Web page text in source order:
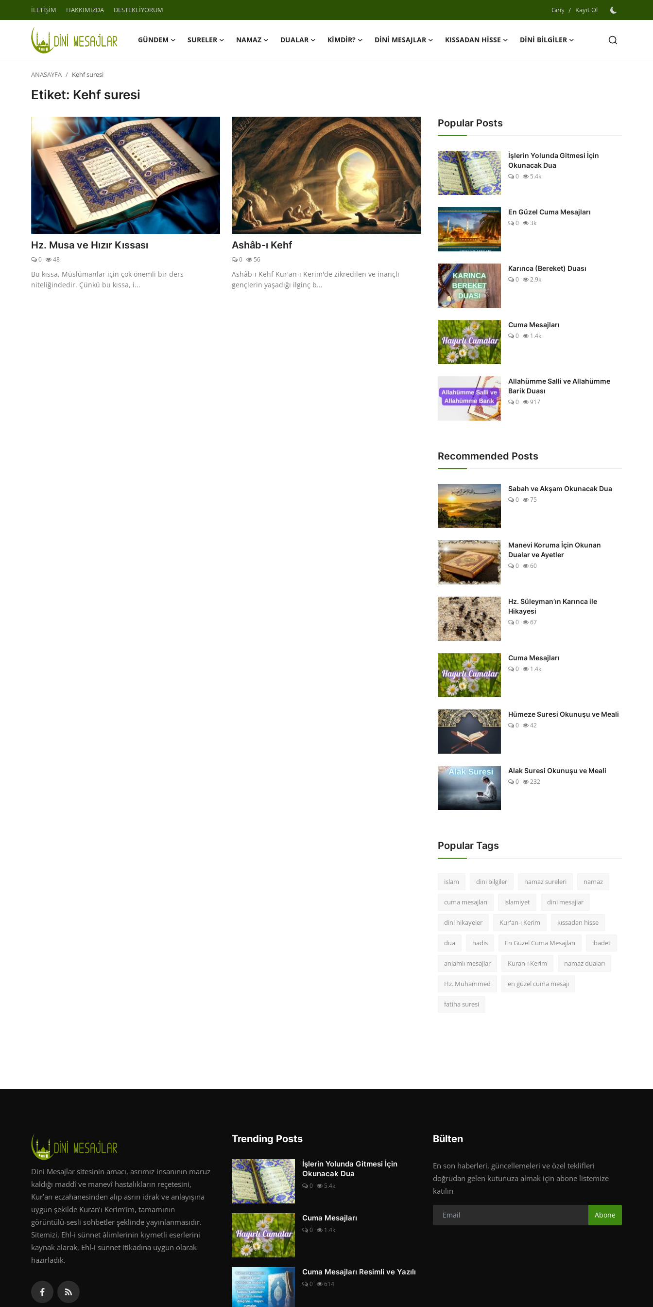
İLETİŞİM HAKKIMIZDA DESTEKLİYORUM Giriş / Kayıt Ol
GÜNDEM SURELER NAMAZ DUALAR KİMDİR? DİNİ MESAJLAR KISSADAN HİSSE
DİNİ BİLGİLER
Giriş
HAKKIMIZDA
DESTEKLİYORUM
SURELER
DUALAR
KİMDİR?
DİNİ MESAJLAR
ANASAYFA Kehf suresi
Etiket: Kehf suresi
Hz. Musa ve Hızır Kıssası
0 48
Bu kıssa, Müslümanlar için çok önemli bir ders
niteliğindedir. Çünkü bu kıssa, i...
Ashâb-ı Kehf
0 56
Ashâb-ı Kehf Kur'an-ı Kerim'de zikredilen ve inançlı
gençlerin yaşadığı ilginç b...
Popular Posts
İşlerin Yolunda Gitmesi İçin
Okunacak Dua
0
5.4k
En Güzel Cuma Mesajları
0
3k
Karınca (Bereket) Duası
0
2.9k
Cuma Mesajları
0
1.4k
Allahümme Salli ve Allahümme
Barik Duası
0
917
Recommended Posts
Sabah ve Akşam Okunacak Dua
0
75
Manevi Koruma İçin Okunan
Dualar ve Ayetler
0
60
Hz. Süleyman’ın Karınca ile
Hikayesi
0
67
Cuma Mesajları
0
1.4k
Hümeze Suresi Okunuşu ve Meali
0
42
Alak Suresi Okunuşu ve Meali
0
232
Popular Tags
islam dini bilgiler namaz sureleri namaz
cuma mesajları islamiyet dini mesajlar
dini hikayeler Kur'an-ı Kerim kıssadan hisse
dua hadis En Güzel Cuma Mesajları ibadet
anlamlı mesajlar Kuran-ı Kerim namaz duaları
Hz. Muhammed en güzel cuma mesajı
fatiha suresi
Dini Mesajlar sitesinin amacı, asrımız insanının maruz
kaldığı maddî ve manevî hastalıkların reçetesini,
Kur’an eczahanesinden alıp asrın idrak ve anlayışına
uygun şekilde Kuran’ı Kerim’im, tamamının
görüntülü-sesli sohbetler şeklinde yayınlanmasıdır.
Sitemizi, Ehl-i sünnet âlimlerinin kıymetli eserlerini
kaynak alarak, Ehl-i sünnet itikadına uygun olarak
hazırladık.
Trending Posts
İşlerin Yolunda Gitmesi İçin
Okunacak Dua
0 5.4k
Cuma Mesajları
0 1.4k
Cuma Mesajları Resimli ve Yazılı
0 614
Bülten
En son haberleri, güncellemeleri ve özel teklifleri
doğrudan gelen kutunuza almak için abone listemize
katılın
Abone